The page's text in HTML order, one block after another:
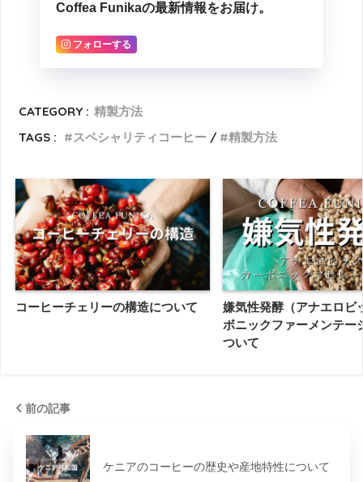
Coffea Funikaの最新情報をお届け。
フォローする
CATEGORY : 精製方法
TAGS :
スペシャリティコーヒー 精製方法
コーヒーチェリーの構造について
嫌気性発酵（アナエロビ
ボニックファーメンテー
ついて
前の記事
ケニアのコーヒーの歴史や産地特性について